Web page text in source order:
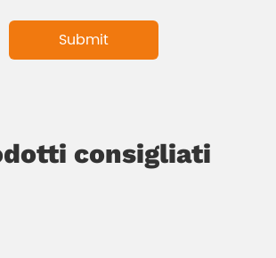
consigliati